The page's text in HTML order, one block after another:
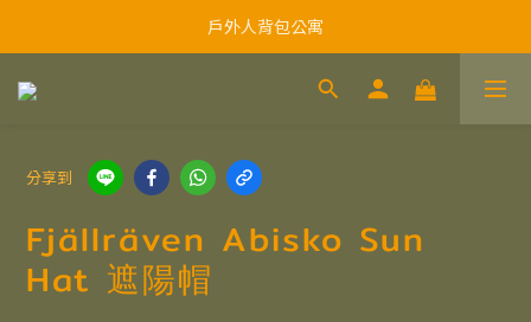
戶外人背包公寓
分享到
Fjällräven Abisko Sun
Hat 遮陽帽